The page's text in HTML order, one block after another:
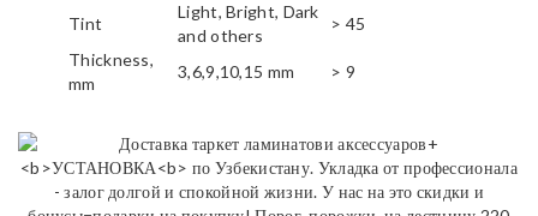
Tint
Light, Bright, Dark
and others
> 45
Thickness,
mm
3,6,9,10,15 mm > 9